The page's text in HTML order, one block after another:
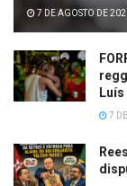
7 DE AGOSTO DE
Luís
7